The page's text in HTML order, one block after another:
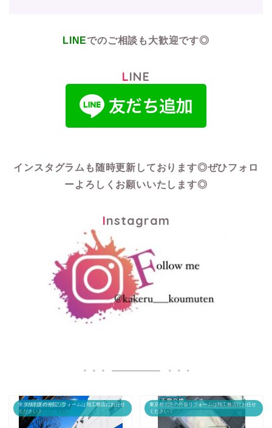
LINEでのご相談も大歓迎です◎
LINE
インスタグラムも随時更新しております◎ぜひフォロ
ーよろしくお願いいたします◎
Instagram
東京都北区の外装リフォームは翔工務店にお任せ
ください！
東京都北区の外装リフォームは翔工務店にお任せ
ください！